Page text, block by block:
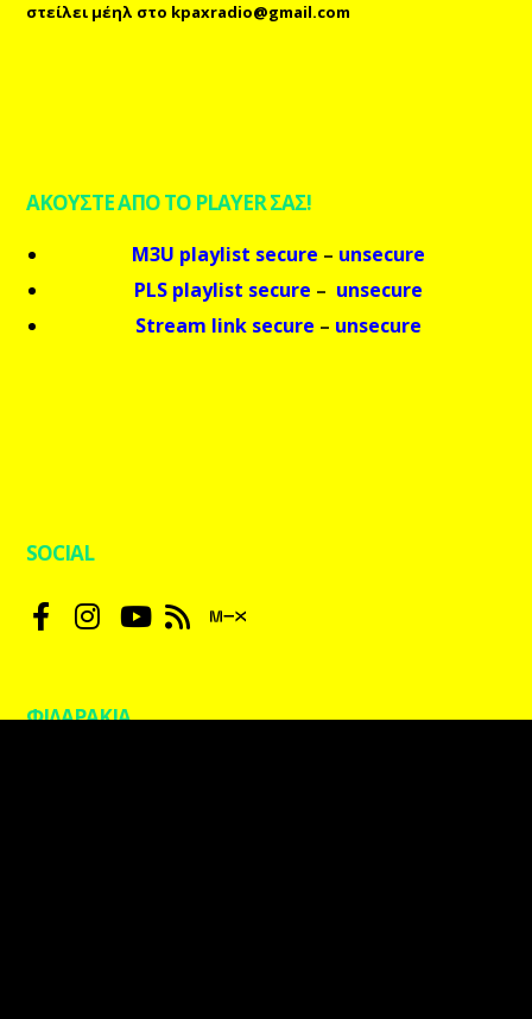
στείλει μέηλ στο kpaxradio@gmail.com
ΑΚΟΥΣΤΕ ΑΠΟ ΤΟ PLAYER ΣΑΣ!
M3U playlist secure – unsecure
PLS playlist secure – unsecure
Stream link secure – unsecure
SOCIAL
ΦΙΛΑΡΑΚΙΑ